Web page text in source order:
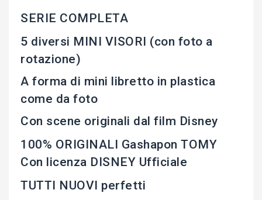
SERIE COMPLETA
5 diversi MINI VISORI (con foto a
rotazione)
A forma di mini libretto in plastica
come da foto
Con scene originali dal film Disney
100% ORIGINALI Gashapon TOMY
Con licenza DISNEY Ufficiale
TUTTI NUOVI perfetti